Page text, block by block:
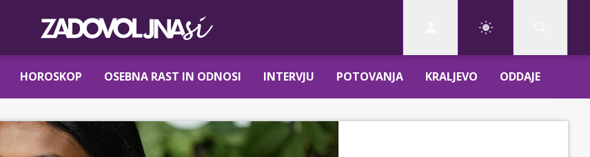
HOROSKOP OSEBNA RAST IN ODNOSI INTERVJU POTOVANJA KRALJEVO ODDAJE